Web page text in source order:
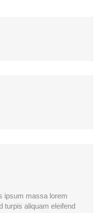
ipsum massa lorem
turpis aliquam eleifend